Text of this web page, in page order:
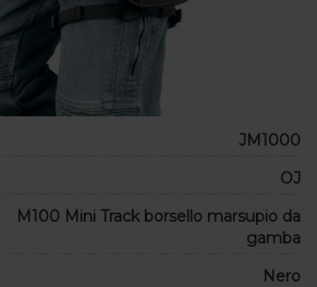
JM1000
OJ
M100 Mini Track borsello marsupio da
gamba
Nero